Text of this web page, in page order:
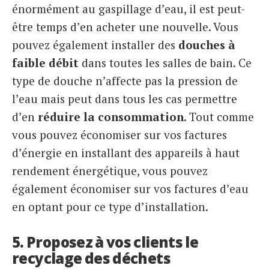
énormément au gaspillage d’eau, il est peut-
être temps d’en acheter une nouvelle. Vous
pouvez également installer des douches à
faible débit dans toutes les salles de bain. Ce
type de douche n’affecte pas la pression de
l’eau mais peut dans tous les cas permettre
d’en réduire la consommation. Tout comme
vous pouvez économiser sur vos factures
d’énergie en installant des appareils à haut
rendement énergétique, vous pouvez
également économiser sur vos factures d’eau
en optant pour ce type d’installation.
5. Proposez à vos clients le
recyclage des déchets